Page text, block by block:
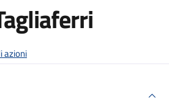
azioni